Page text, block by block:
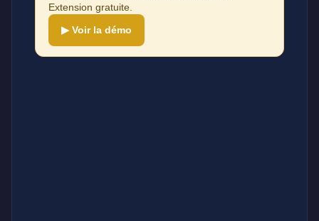
Extension gratuite.
▶ Voir la démo